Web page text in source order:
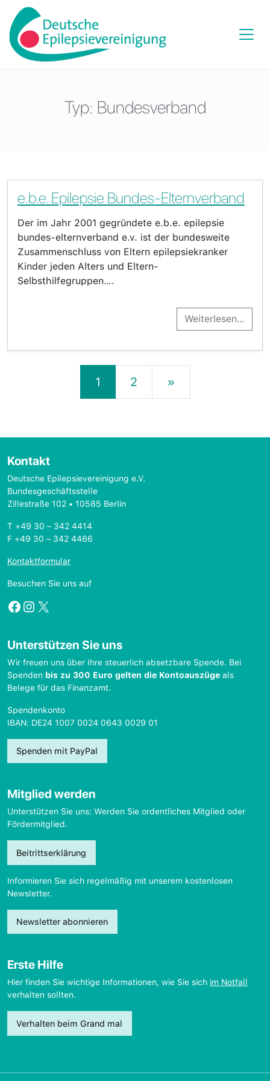
Typ: Bundesverband
e.b.e. Epilepsie Bundes-Elternverband
Der im Jahr 2001 gegründete e.b.e. epilepsie
bundes-elternverband e.v. ist der bundesweite
Zusammenschluss von Eltern epilepsiekranker
Kinder jeden Alters und Eltern-
Selbsthilfegruppen….
Weiterlesen…
Beitrags-Navigation
1 2 »
Kontakt
Deutsche Epilepsievereinigung e.V.
Bundesgeschäftsstelle
Zillestraße 102 • 10585 Berlin
T +49 30 – 342 4414
F +49 30 – 342 4466
Kontaktformular
Besuchen Sie uns auf
Facebook
Instagram
X
Unterstützen Sie uns
Wir freuen uns über Ihre steuerlich absetzbare Spende. Bei
Spenden bis zu 300 Euro gelten die Kontoauszüge als
Belege für das Finanzamt.
Spendenkonto
IBAN: DE24 1007 0024 0643 0029 01
Spenden mit PayPal
Mitglied werden
Unterstützen Sie uns: Werden Sie ordentliches Mitglied oder
Fördermitglied.
Beitrittserklärung
Informieren Sie sich regelmäßig mit unserem kostenlosen
Newsletter.
Newsletter abonnieren
Erste Hilfe
Hier finden Sie wichtige Informationen, wie Sie sich im Notfall
verhalten sollten.
Verhalten beim Grand mal